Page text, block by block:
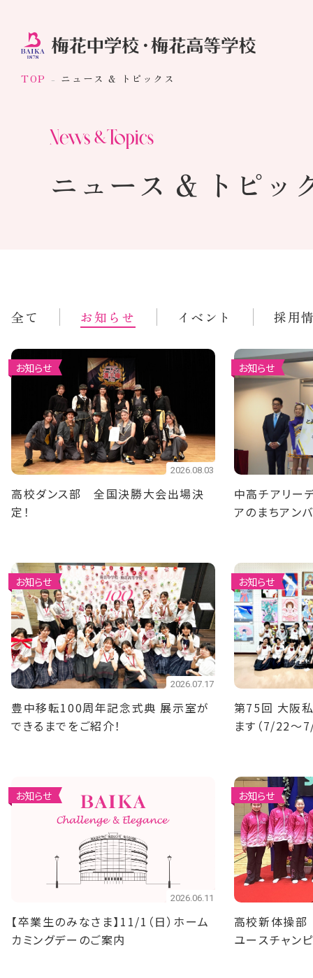
TOP ニュース & トピックス
ニュース & トピッ
全て お知らせ イベント 採用
お知らせ
2026.08.03
高校ダンス部 全国決勝大会出場決
定！
お知らせ
中高チアリー
アのまちアン
お知らせ
2026.07.17
豊中移転100周年記念式典 展示室が
できるまでをご紹介！
お知らせ
第75回 大阪
ます（7/22～
お知らせ
2026.06.11
【卒業生のみなさま】11/1（日）ホーム
カミングデーのご案内
お知らせ
高校新体操
ユースチャン